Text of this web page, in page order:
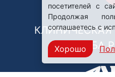
ФМБА
посетителей с
Продолжая
соглашаетесь с
Хорошо